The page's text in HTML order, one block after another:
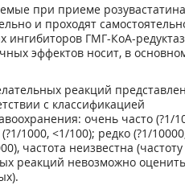
при приеме
и проходят
ингибиторов ГМГ-КоА-
эффектов носит, в
реакций
с классификацией
очень часто (?1/
1000, <1/100); редко (?1/
частота неизвестна (частоту
реакций невозможно